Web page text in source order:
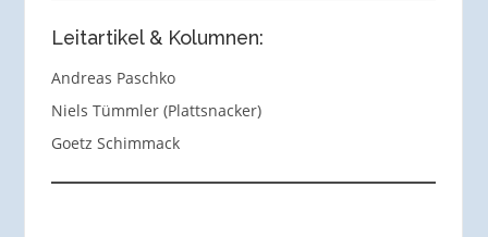
Leitartikel & Kolumnen:
Andreas Paschko
Niels Tümmler (Plattsnacker)
Goetz Schimmack